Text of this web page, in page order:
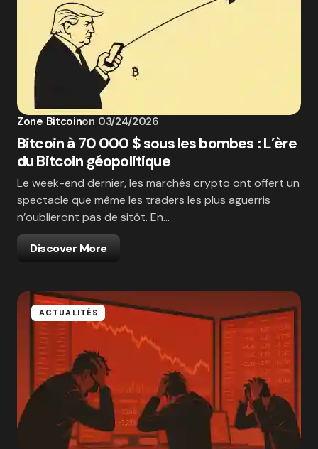
Zone Bitcoinon 03/24/2026
Bitcoin à 70 000 $ sous les bombes : L’ère
du Bitcoin géopolitique
Le week-end dernier, les marchés crypto ont offert un
spectacle que même les traders les plus aguerris
n’oublieront pas de sitôt. En…
Discover More
ACTUALITÉS